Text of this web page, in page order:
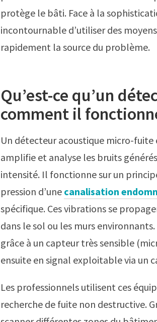
protège le bâti. Face à la
incontournable d’utiliser des
rapidement la source du problème.
Qu’est-ce qu’un
comment il
Un détecteur acoustique micro-
amplifie et analyse les bruits
intensité. Il fonctionne sur un
pression d’une canalisation
spécifique. Ces vibrations se
dans le sol ou les murs
grâce à un capteur très sensible
ensuite en signal exploitable via un
Les professionnels utilisent ces
recherche de fuite non destructive.